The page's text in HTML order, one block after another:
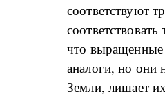
соответствуют
что выращенные
аналоги, но они
Земли, лишает